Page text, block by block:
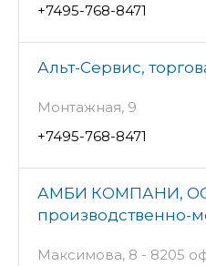
+7495-768-8471
Альт-Сервис,
Монтажная, 9
+7495-768-8471
АМБИ КОМПАНИ,
производственно-
Максимова, 8 - 8205